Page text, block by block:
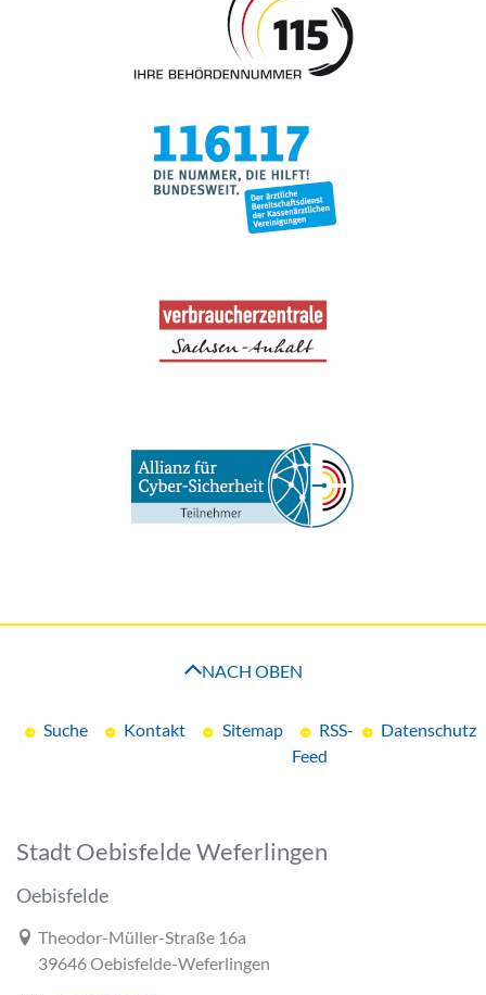
Suche Kontakt Sitemap
RSS-
Feed
Datenschutz
NACH OBEN
Stadt Oebisfelde Weferlingen
Oebisfelde
Link zur Google-Maps Navigation
Theodor-Müller-Straße 16a
39646 Oebisfelde-Weferlingen